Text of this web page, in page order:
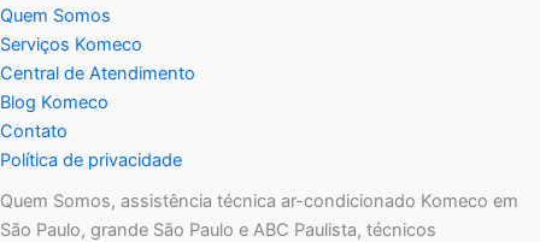
Quem Somos
Serviços Komeco
Central de Atendimento
Blog Komeco
Contato
Política de privacidade
Quem Somos, assistência técnica ar-condicionado Komeco em
São Paulo, grande São Paulo e ABC Paulista, técnicos